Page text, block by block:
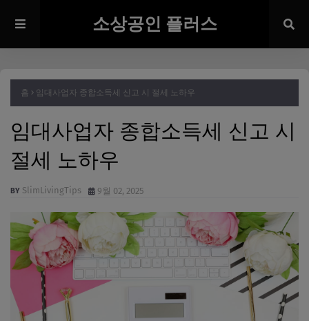
소상공인 플러스
홈 임대사업자 종합소득세 신고 시 절세 노하우
임대사업자 종합소득세 신고 시
절세 노하우
SlimLivingTips 9월 02, 2025